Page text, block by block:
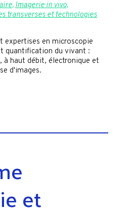
,Imagerie in vivo,
transverses et technologies
expertises en microscopie
quantification du vivant :
à haut débit, électronique et
d'images.
et